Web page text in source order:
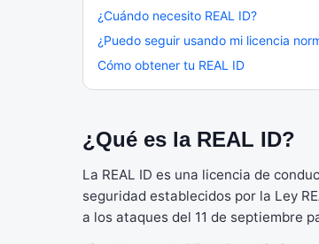
¿Cuándo necesito REAL ID?
¿Puedo seguir usando mi licencia
Cómo obtener tu REAL ID
¿Qué es la REAL ID?
La REAL ID es una licencia de
seguridad establecidos por la Ley
a los ataques del 11 de septiembre